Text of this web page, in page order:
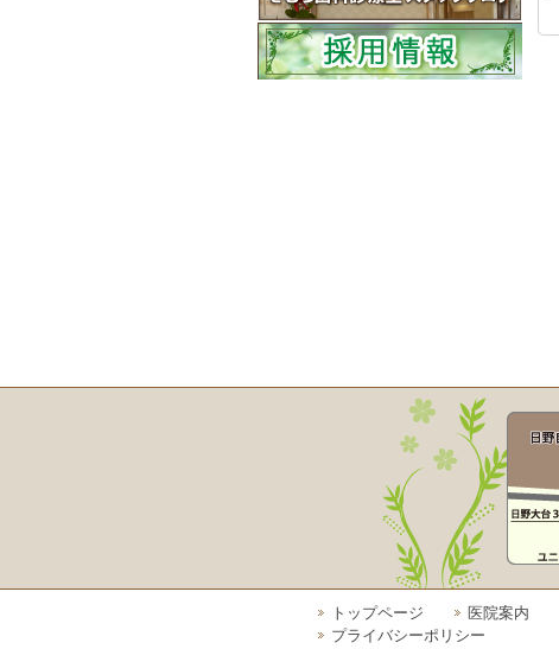
トップページ 医院案内
プライバシーポリシー